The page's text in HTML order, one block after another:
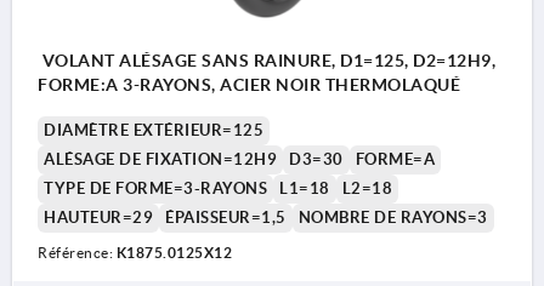
VOLANT ALÉSAGE SANS RAINURE, D1=125, D2=12H9,
FORME:A 3-RAYONS, ACIER NOIR THERMOLAQUÉ
DIAMÈTRE EXTÉRIEUR=125
ALÉSAGE DE FIXATION=12H9
D3=30
FORME=A
TYPE DE FORME=3-RAYONS
L1=18
L2=18
HAUTEUR=29
ÉPAISSEUR=1,5 NOMBRE DE RAYONS=3
Référence: K1875.0125X12